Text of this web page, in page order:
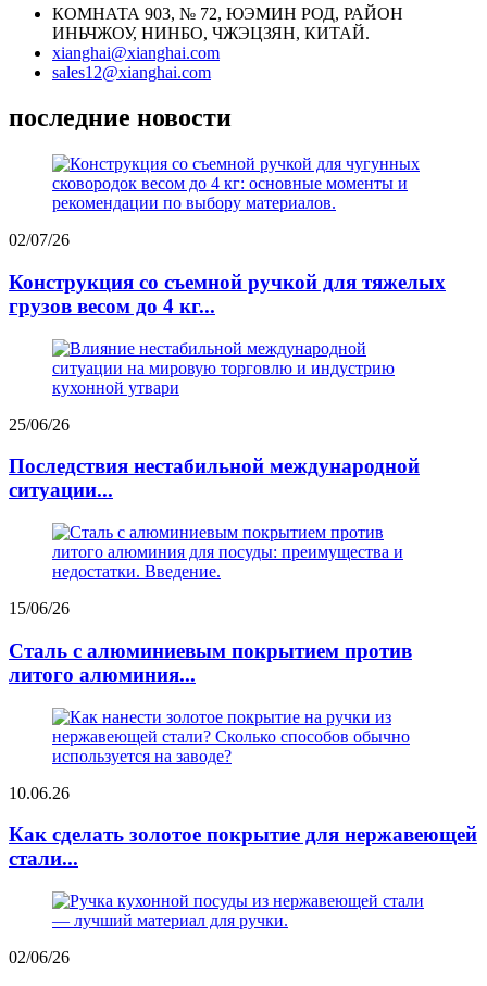
КОМНАТА 903, № 72, ЮЭМИН РОД, РАЙОН
ИНЬЧЖОУ, НИНБО, ЧЖЭЦЗЯН, КИТАЙ.
xianghai@xianghai.com
sales12@xianghai.com
последние новости
02/07/26
Конструкция со съемной ручкой для тяжелых
грузов весом до 4 кг...
25/06/26
Последствия нестабильной международной
ситуации...
15/06/26
Сталь с алюминиевым покрытием против
литого алюминия...
10.06.26
Как сделать золотое покрытие для нержавеющей
стали...
02/06/26